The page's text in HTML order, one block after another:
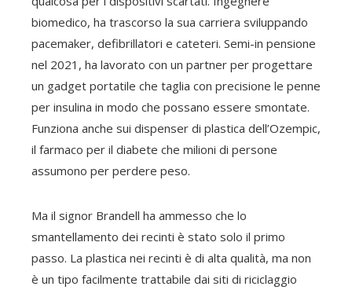
biomedico, ha trascorso la sua carriera sviluppando
pacemaker, defibrillatori e cateteri. Semi-in pensione
nel 2021, ha lavorato con un partner per progettare
un gadget portatile che taglia con precisione le penne
per insulina in modo che possano essere smontate.
Funziona anche sui dispenser di plastica dell’Ozempic,
il farmaco per il diabete che milioni di persone
assumono per perdere peso.
Ma il signor Brandell ha ammesso che lo
smantellamento dei recinti è stato solo il primo
passo. La plastica nei recinti è di alta qualità, ma non
è un tipo facilmente trattabile dai siti di riciclaggio